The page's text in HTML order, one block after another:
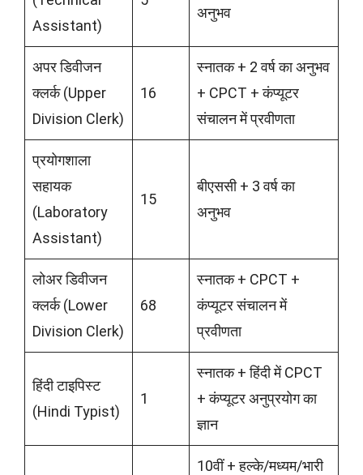
Assistant)
अनुभव
अपर डिवीजन
क्लर्क (Upper
Division Clerk)
16
स्नातक + 2 वर्ष का अनुभव
+ CPCT + कंप्यूटर
संचालन में प्रवीणता
प्रयोगशाला
सहायक
(Laboratory
Assistant)
15
बीएससी + 3 वर्ष का
अनुभव
लोअर डिवीजन
क्लर्क (Lower
Division Clerk)
68
स्नातक + CPCT +
कंप्यूटर संचालन में
प्रवीणता
हिंदी टाइपिस्ट
(Hindi Typist)
1
स्नातक + हिंदी में CPCT
+ कंप्यूटर अनुप्रयोग का
ज्ञान
10वीं + हल्के/मध्यम/भारी